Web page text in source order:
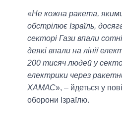
«Не кожна ракета,
обстрілює Ізраїль,
секторі Гази впали
деякі впали на лінії
200 тисяч людей у
електрики через
ХАМАС», – йдеться у
оборони Ізраїлю.